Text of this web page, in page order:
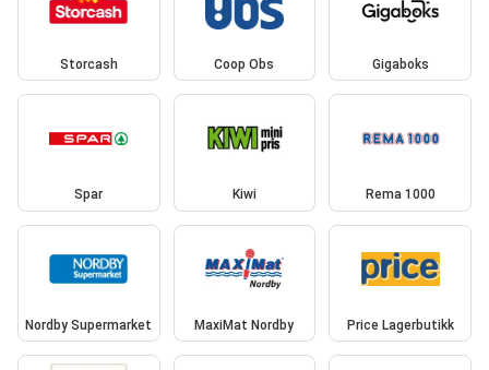
Storcash Coop Obs Gigaboks
Spar Kiwi Rema 1000
Nordby Supermarket MaxiMat Nordby Price Lagerbutikk